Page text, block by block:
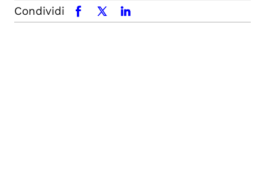
Condividi facebookx.comlinkedin